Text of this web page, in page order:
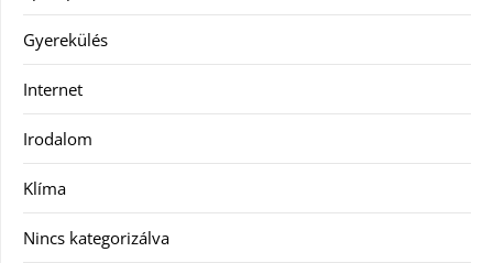
Gyerekülés
Internet
Irodalom
Klíma
Nincs kategorizálva